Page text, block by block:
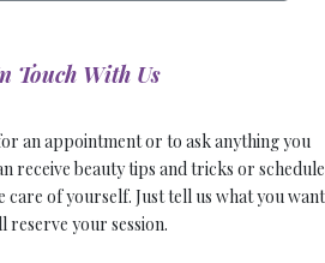
Touch With Us
an appointment or to ask anything you
receive beauty tips and tricks or schedule
care of yourself. Just tell us what you want
reserve your session.